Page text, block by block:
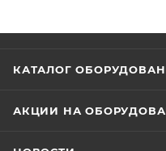
КАТАЛОГ
АКЦИИ НА